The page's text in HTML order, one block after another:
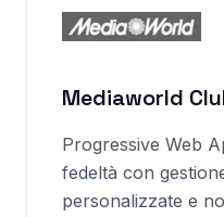
Mediaworld
Progressive Web
fedeltà con
personalizzate e